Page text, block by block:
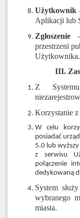
Użytkownik
Aplikacji lub
Zgłoszenie -
przestrzeni
Użytkownika.
III.
Z
Korzystanie z
W celu
posiadać
5.0 lub
z serwisu
połączenie
dedykowaną
System
wybranego
miasta.